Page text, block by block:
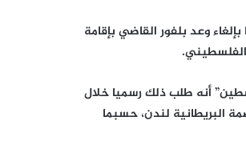
بإلغاء وعد بلفور القاضي بإقامة
أنه طلب ذلك رسميا خلال
البريطانية لندن، حسبما